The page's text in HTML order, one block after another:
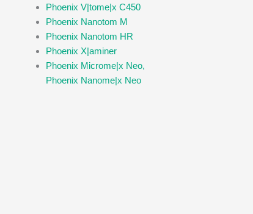
Phoenix V|tome|x C450
Phoenix Nanotom M
Phoenix Nanotom HR
Phoenix X|aminer
Phoenix Microme|x Neo,
Phoenix Nanome|x Neo